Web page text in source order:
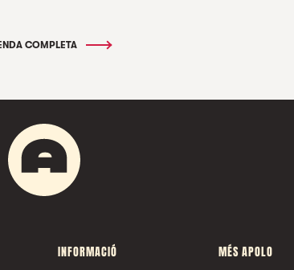
COMPLETA
INFORMACIÓ MÉS APOLO